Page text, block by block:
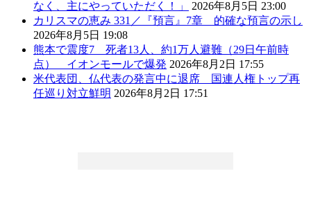
なく、主にやっていただく！」
2026年8月5日 23:00
カリスマの恵み 331／『預言』7章 的確な預言の示し
2026年8月5日 19:08
熊本で震度7 死者13人、約1万人避難（29日午前時
点） イオンモールで爆発 2026年8月2日 17:55
米代表団、仏代表の発言中に退席 国連人権トップ再
任巡り対立鮮明 2026年8月2日 17:51